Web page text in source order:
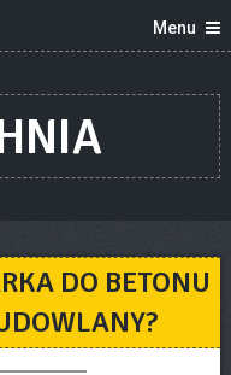
Menu
DO BETONU